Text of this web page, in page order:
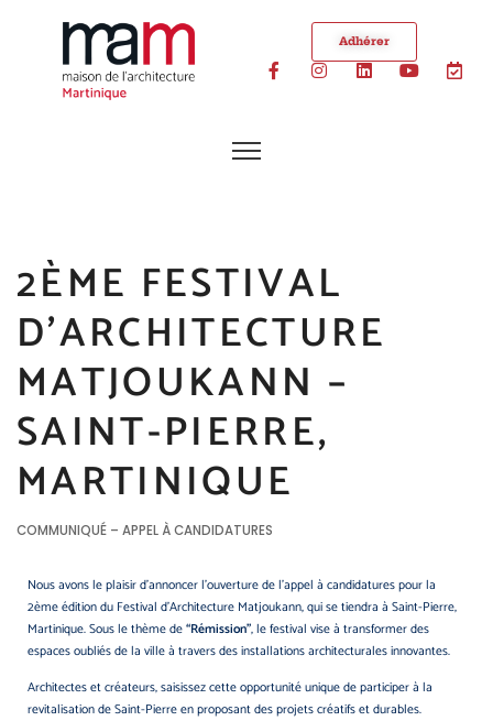
Adhérer
2ÈME FESTIVAL
D’ARCHITECTURE
MATJOUKANN –
SAINT-PIERRE,
MARTINIQUE
COMMUNIQUÉ – APPEL À CANDIDATURES
Nous avons le plaisir d’annoncer l’ouverture de l’appel à candidatures pour la
2ème édition du Festival d’Architecture Matjoukann, qui se tiendra à Saint-Pierre,
Martinique. Sous le thème de“Rémission”, le festival vise à transformer des
espaces oubliés de la ville à travers des installations architecturales innovantes.
Architectes et créateurs, saisissez cette opportunité unique de participer à la
revitalisation de Saint-Pierre en proposant des projets créatifs et durables.